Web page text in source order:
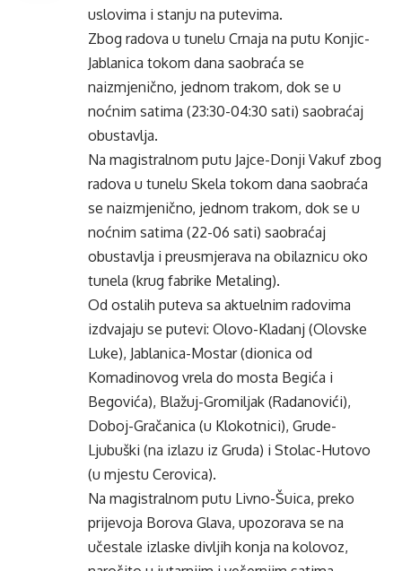
uslovima i stanju na putevima.
Zbog radova u tunelu Crnaja na putu Konjic-
Jablanica tokom dana saobraća se
naizmjenično, jednom trakom, dok se u
noćnim satima (23:30-04:30 sati) saobraćaj
obustavlja.
Na magistralnom putu Jajce-Donji Vakuf zbog
radova u tunelu Skela tokom dana saobraća
se naizmjenično, jednom trakom, dok se u
noćnim satima (22-06 sati) saobraćaj
obustavlja i preusmjerava na obilaznicu oko
tunela (krug fabrike Metaling).
Od ostalih puteva sa aktuelnim radovima
izdvajaju se putevi: Olovo-Kladanj (Olovske
Luke), Jablanica-Mostar (dionica od
Komadinovog vrela do mosta Begića i
Begovića), Blažuj-Gromiljak (Radanovići),
Doboj-Gračanica (u Klokotnici), Grude-
Ljubuški (na izlazu iz Gruda) i Stolac-Hutovo
(u mjestu Cerovica).
Na magistralnom putu Livno-Šuica, preko
prijevoja Borova Glava, upozorava se na
učestale izlaske divljih konja na kolovoz,